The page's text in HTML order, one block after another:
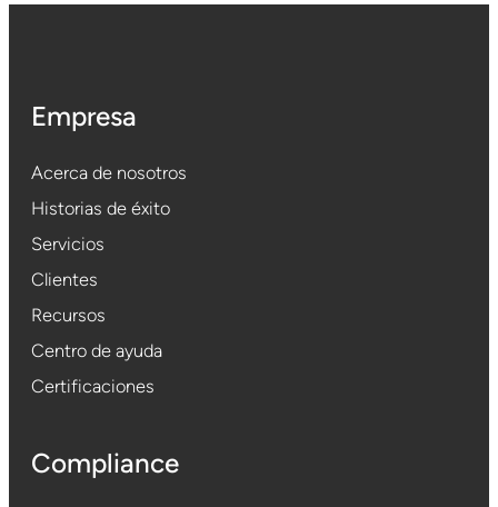
Empresa
Acerca de nosotros
Historias de éxito
Servicios
Clientes
Recursos
Centro de ayuda
Certificaciones
Compliance